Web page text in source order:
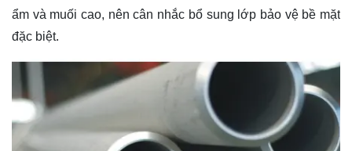
ẩm và muối cao, nên cân nhắc bổ sung lớp bảo vệ bề mặt
đặc biệt.